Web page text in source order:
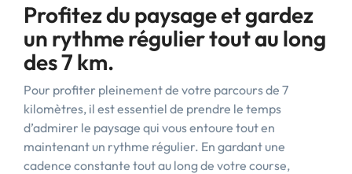
Profitez du paysage et gardez
un rythme régulier tout au long
des 7 km.
Pour profiter pleinement de votre parcours de 7
kilomètres, il est essentiel de prendre le temps
d’admirer le paysage qui vous entoure tout en
maintenant un rythme régulier. En gardant une
cadence constante tout au long de votre course,